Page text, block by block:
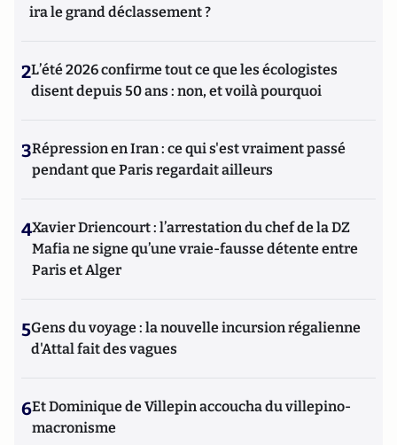
ira le grand déclassement ?
2L’été 2026 confirme tout ce que les écologistes
disent depuis 50 ans : non, et voilà pourquoi
3Répression en Iran : ce qui s'est vraiment passé
pendant que Paris regardait ailleurs
4Xavier Driencourt : l’arrestation du chef de la DZ
Mafia ne signe qu’une vraie-fausse détente entre
Paris et Alger
5Gens du voyage : la nouvelle incursion régalienne
d'Attal fait des vagues
6Et Dominique de Villepin accoucha du villepino-
macronisme